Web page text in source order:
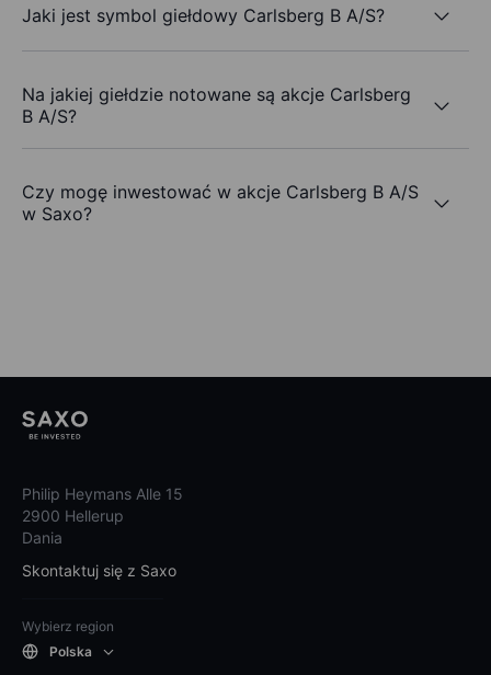
Jaki jest symbol giełdowy Carlsberg B A/S?
Na jakiej giełdzie notowane są akcje Carlsberg
B A/S?
Czy mogę inwestować w akcje Carlsberg B A/S
w Saxo?
Philip Heymans Alle 15
2900 Hellerup
Dania
Skontaktuj się z Saxo
Wybierz region
Polska